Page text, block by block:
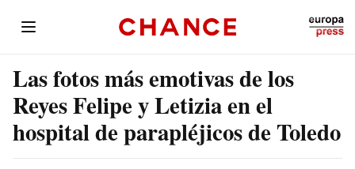
Las fotos más emotivas de los
Reyes Felipe y Letizia en el
hospital de parapléjicos de Toledo